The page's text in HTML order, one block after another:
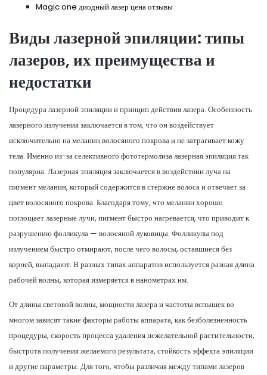
Magic one диодный лазер цена отзывы
Виды лазерной эпиляции: типы
лазеров, их преимущества и
недостатки
Процедура лазерной эпиляции и принцип действия лазера. Особенность
лазерного излучения заключается в том, что он воздействует
исключительно на меланин волосяного покрова и не затрагивает кожу
тела. Именно из-за селективного фототермолиза лазерная эпиляция так
популярна. Лазерная эпиляция заключается в воздействии луча на
пигмент меланин, который содержится в стержне волоса и отвечает за
цвет волосяного покрова. Благодаря тому, что меланин хорошо
поглощает лазерные лучи, пигмент быстро нагревается, что приводит к
разрушению фолликула — волосяной луковицы. Фолликулы под
излучением быстро отмирают, после чего волосы, оставшиеся без
корней, выпадают. В разных типах аппаратов используется разная длина
рабочей волны, которая измеряется в нанометрах нм.
От длины световой волны, мощности лазера и частоты вспышек во
многом зависят такие факторы работы аппарата, как безболезненность
процедуры, скорость процесса удаления нежелательной растительности,
быстрота получения желаемого результата, стойкость эффекта эпиляции
и другие параметры. Для того, чтобы различия между типами лазеров